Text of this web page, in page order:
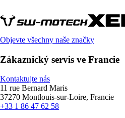
Objevte všechny naše značky
Zákaznický servis ve Francie
Kontaktujte nás
11 rue Bernard Maris
37270 Montlouis-sur-Loire, Francie
+33 1 86 47 62 58